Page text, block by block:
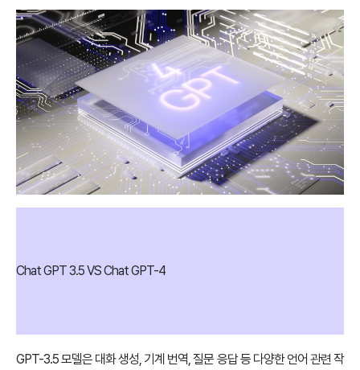
Chat GPT 3.5 VS Chat GPT-4
GPT-3.5 모델은 대화 생성, 기계 번역, 질문 응답 등 다양한 언어 관련 작